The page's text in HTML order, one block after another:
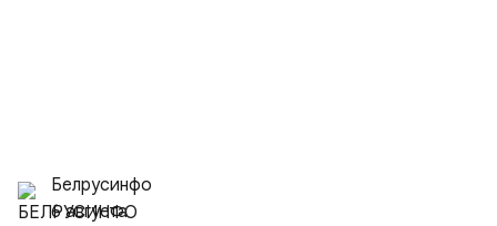
Белрусинфо
6 августа